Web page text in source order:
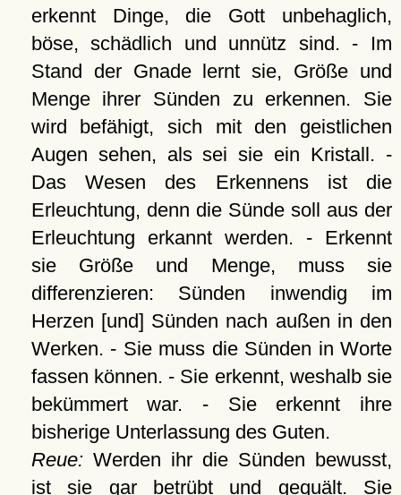
erkennt Dinge, die Gott unbehaglich,
böse, schädlich und unnütz sind. - Im
Stand der Gnade lernt sie, Größe und
Menge ihrer Sünden zu erkennen. Sie
wird befähigt, sich mit den geistlichen
Augen sehen, als sei sie ein Kristall. -
Das Wesen des Erkennens ist die
Erleuchtung, denn die Sünde soll aus der
Erleuchtung erkannt werden. - Erkennt
sie Größe und Menge, muss sie
differenzieren: Sünden inwendig im
Herzen [und] Sünden nach außen in den
Werken. - Sie muss die Sünden in Worte
fassen können. - Sie erkennt, weshalb sie
bekümmert war. - Sie erkennt ihre
bisherige Unterlassung des Guten.
Reue:Werden ihr die Sünden bewusst,
ist sie gar betrübt und gequält. Sie